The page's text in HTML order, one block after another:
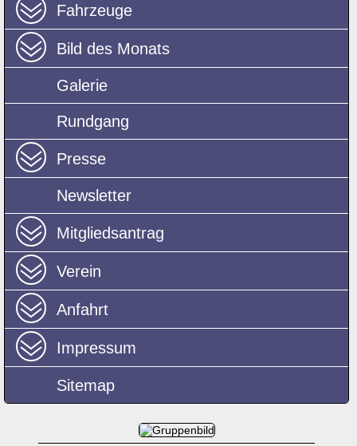
Fahrzeuge
Bild des Monats
Galerie
Rundgang
Presse
Newsletter
Mitgliedsantrag
Verein
Anfahrt
Impressum
Sitemap